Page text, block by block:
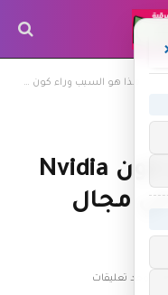
هذا هو السبب وراء كون Nvidia هي القيمة الجديدة في مجال أشباه الموصلات
هذا هو السبب وراء كون Nvidia
في مجال
لا توجد تعليقات